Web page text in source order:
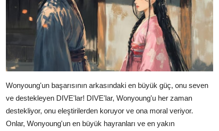
Wonyoung'un başarısının arkasındaki en büyük güç, onu seven
ve destekleyen DIVE'lar! DIVE'lar, Wonyoung'u her zaman
destekliyor, onu eleştirilerden koruyor ve ona moral veriyor.
Onlar, Wonyoung'un en büyük hayranları ve en yakın